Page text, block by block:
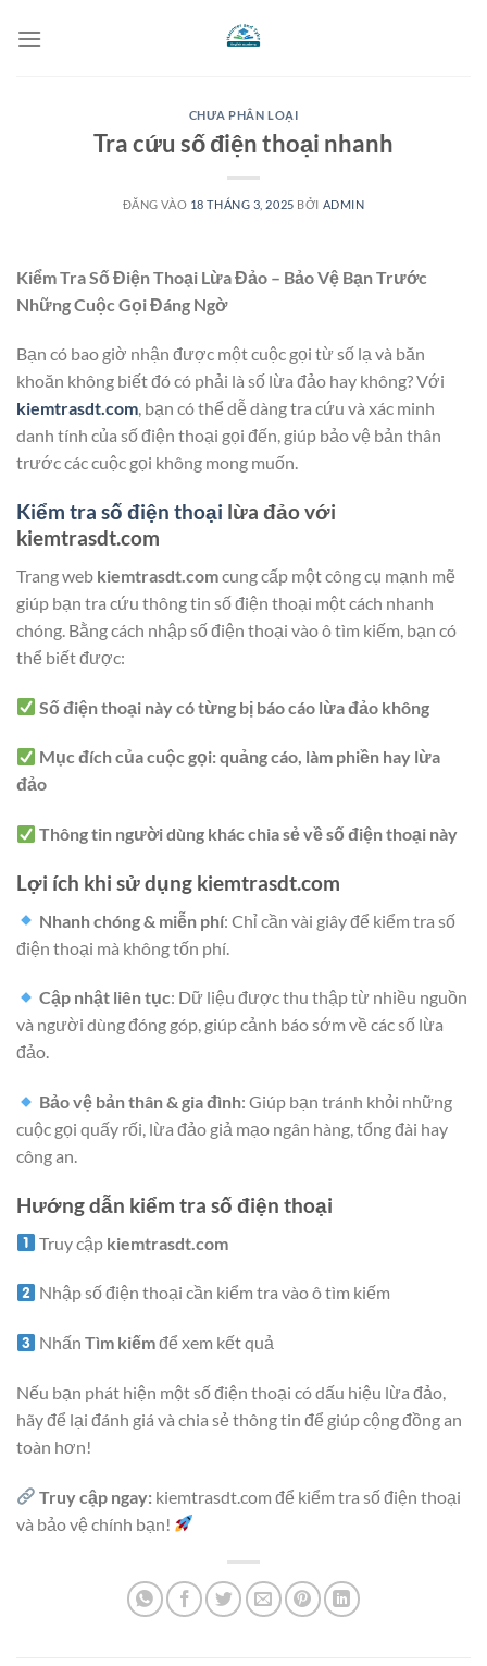
qua
CHƯA PHÂN LOẠI
Tra cứu số điện thoại nhanh
ĐĂNG VÀO 18 THÁNG 3, 2025 BỞI ADMIN
Kiểm Tra Số Điện Thoại Lừa Đảo – Bảo Vệ Bạn Trước
Những Cuộc Gọi Đáng Ngờ
Bạn có bao giờ nhận được một cuộc gọi từ số lạ và băn
khoăn không biết đó có phải là số lừa đảo hay không? Với
kiemtrasdt.com, bạn có thể dễ dàng tra cứu và xác minh
danh tính của số điện thoại gọi đến, giúp bảo vệ bản thân
trước các cuộc gọi không mong muốn.
Kiểm tra số điện thoại lừa đảo với
kiemtrasdt.com
Trang web kiemtrasdt.comcung cấp một công cụ mạnh mẽ
giúp bạn tra cứu thông tin số điện thoại một cách nhanh
chóng. Bằng cách nhập số điện thoại vào ô tìm kiếm, bạn có
thể biết được:
Số điện thoại này có từng bị báo cáo lừa đảo không
Mục đích của cuộc gọi: quảng cáo, làm phiền hay lừa
đảo
Thông tin người dùng khác chia sẻ về số điện thoại này
Lợi ích khi sử dụng kiemtrasdt.com
Nhanh chóng & miễn phí: Chỉ cần vài giây để kiểm tra số
điện thoại mà không tốn phí.
Cập nhật liên tục: Dữ liệu được thu thập từ nhiều nguồn
và người dùng đóng góp, giúp cảnh báo sớm về các số lừa
đảo.
Bảo vệ bản thân & gia đình: Giúp bạn tránh khỏi những
cuộc gọi quấy rối, lừa đảo giả mạo ngân hàng, tổng đài hay
công an.
Hướng dẫn kiểm tra số điện thoại
Truy cập kiemtrasdt.com
Nhập số điện thoại cần kiểm tra vào ô tìm kiếm
NhấnTìm kiếmđể xem kết quả
Nếu bạn phát hiện một số điện thoại có dấu hiệu lừa đảo,
hãy để lại đánh giá và chia sẻ thông tin để giúp cộng đồng an
toàn hơn!
Truy cập ngay: kiemtrasdt.com để kiểm tra số điện thoại
và bảo vệ chính bạn!